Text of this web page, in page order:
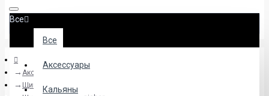
Все
Все
Аксессуары
Кальяны
Аксессуары
Щипцы